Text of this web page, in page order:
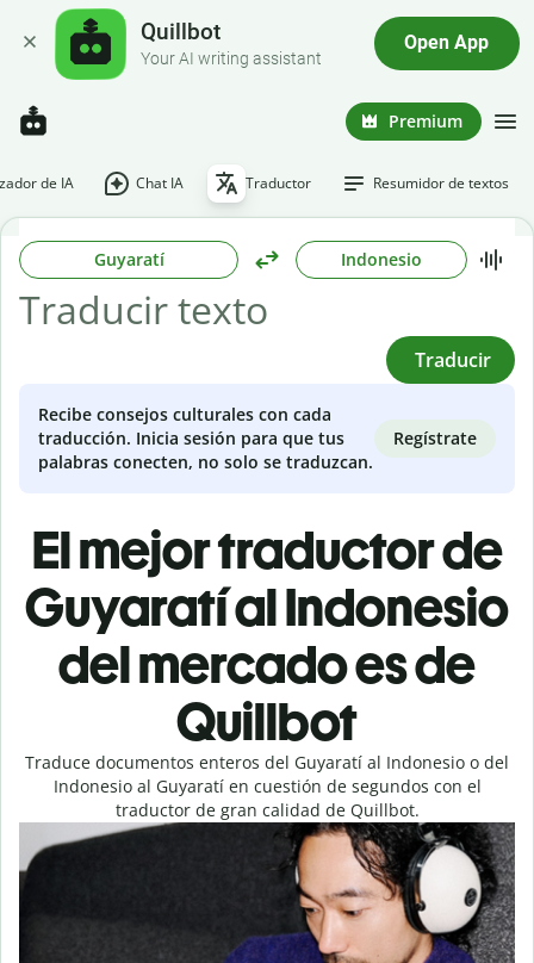
Quillbot
Your AI writing assistant
Open App
Premium
de IA Chat IA Traductor Resumidor de textos
Guyaratí Indonesio
Traducir
Recibe consejos culturales con cada
traducción. Inicia sesión para que tus
palabras conecten, no solo se traduzcan.
Regístrate
El mejor traductor de
Guyaratí al Indonesio
del mercado es de
Quillbot
Traduce documentos enteros del Guyaratí al Indonesio o del
Indonesio al Guyaratí en cuestión de segundos con el
traductor de gran calidad de Quillbot.